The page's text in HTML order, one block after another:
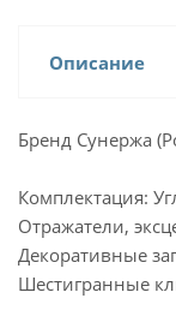
Описание
Бренд Сунержа
Комплектация:
Отражатели,
Декоративные
Шестигранные